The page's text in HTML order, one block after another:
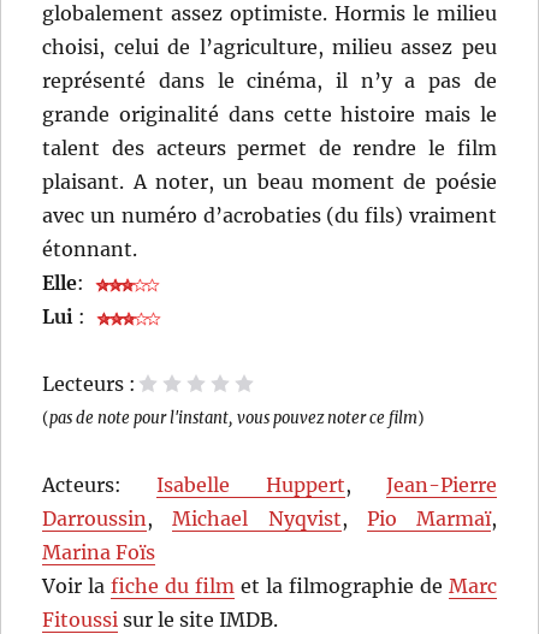
globalement assez optimiste. Hormis le milieu
choisi, celui de l’agriculture, milieu assez peu
représenté dans le cinéma, il n’y a pas de
grande originalité dans cette histoire mais le
talent des acteurs permet de rendre le film
plaisant. A noter, un beau moment de poésie
avec un numéro d’acrobaties (du fils) vraiment
étonnant.
Elle:
Lui :
Lecteurs :
5 étoiles
4 étoiles
3 étoiles
2 étoiles
1 étoile
(pas de note pour l'instant, vous pouvez noter ce film)
Acteurs:Isabelle Huppert, Jean-Pierre
Darroussin,Michael Nyqvist, Pio Marmaï,
Marina Foïs
Voir lafiche du film et la filmographie de Marc
Fitoussi sur le site IMDB.